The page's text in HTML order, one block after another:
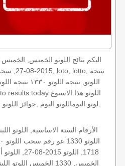
الأرقام الستة الاساسية, اللوتو